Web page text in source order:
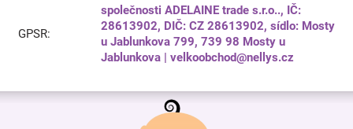
GPSR:
společnosti ADELAINE trade s.r.o.., IČ:
28613902, DIČ: CZ 28613902, sídlo: Mosty
u Jablunkova 799, 739 98 Mosty u
Jablunkova | velkoobchod@nellys.cz
Z